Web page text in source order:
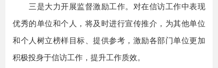
三是大力开展监督激励工作。对在信访工作中表现
优秀的单位和个人，将及时进行宣传推介，为其他单位
和个人树立榜样目标、提供参考，激励各部门单位更加
积极投身于信访工作，提升工作质效。